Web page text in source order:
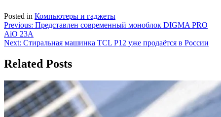
Posted in Компьютеры и гаджеты
Навигация
по
Previous: Представлен современный моноблок DIGMA PRO
AiO 23A
Next: Стиральная машинка TCL P12 уже продаётся в России
Related Posts